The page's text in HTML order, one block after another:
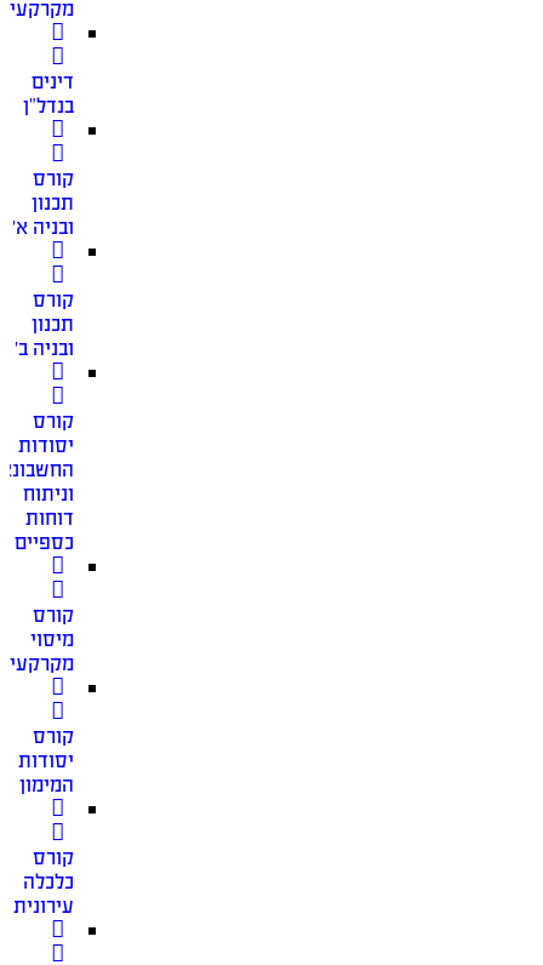
מקרקעין
דינים
בנדל”ן
קורס
תכנון
ובניה א׳
קורס
תכנון
ובניה ב׳
קורס
יסודות
וניתוח
דוחות
כספיים
קורס
מיסוי
מקרקעין
קורס
יסודות
המימון
קורס
כלכלה
עירונית